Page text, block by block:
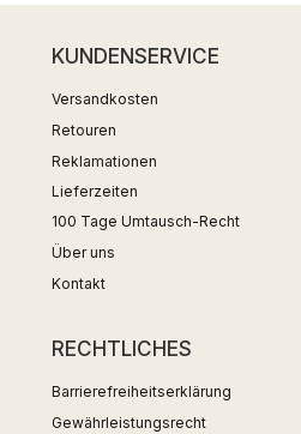
KUNDENSERVICE
Versandkosten
Retouren
Reklamationen
Lieferzeiten
100 Tage Umtausch-Recht
Über uns
Kontakt
RECHTLICHES
Barrierefreiheitserklärung
Gewährleistungsrecht